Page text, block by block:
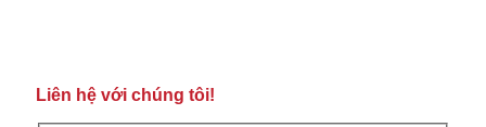
Liên hệ với chúng tôi!